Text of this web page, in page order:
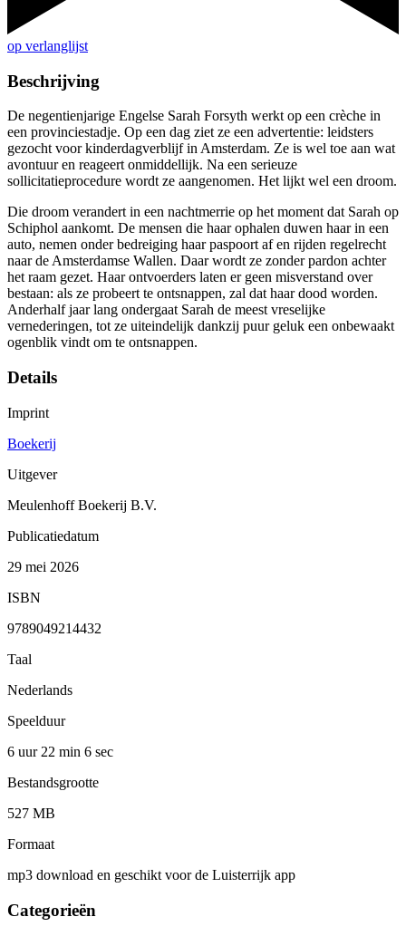
op verlanglijst
Beschrijving
De negentienjarige Engelse Sarah Forsyth werkt op een crèche in
een provinciestadje. Op een dag ziet ze een advertentie: leidsters
gezocht voor kinderdagverblijf in Amsterdam. Ze is wel toe aan wat
avontuur en reageert onmiddellijk. Na een serieuze
sollicitatieprocedure wordt ze aangenomen. Het lijkt wel een droom.
Die droom verandert in een nachtmerrie op het moment dat Sarah op
Schiphol aankomt. De mensen die haar ophalen duwen haar in een
auto, nemen onder bedreiging haar paspoort af en rijden regelrecht
naar de Amsterdamse Wallen. Daar wordt ze zonder pardon achter
het raam gezet. Haar ontvoerders laten er geen misverstand over
bestaan: als ze probeert te ontsnappen, zal dat haar dood worden.
Anderhalf jaar lang ondergaat Sarah de meest vreselijke
vernederingen, tot ze uiteindelijk dankzij puur geluk een onbewaakt
ogenblik vindt om te ontsnappen.
Details
Imprint
Boekerij
Uitgever
Meulenhoff Boekerij B.V.
Publicatiedatum
29 mei 2026
ISBN
9789049214432
Taal
Nederlands
Speelduur
6 uur 22 min 6 sec
Bestandsgrootte
527 MB
Formaat
mp3 download en geschikt voor de Luisterrijk app
Categorieën